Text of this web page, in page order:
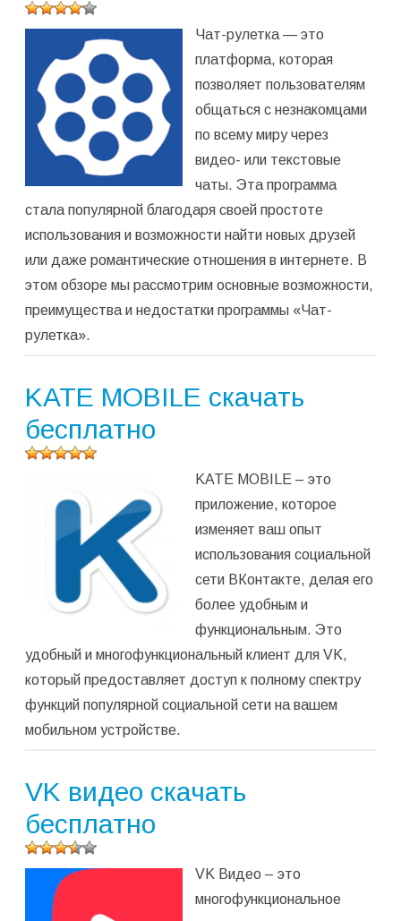
Оцените
программу
оценок,
среднее:
4,00 из 5)
Чат-рулетка — это
платформа, которая
позволяет пользователям
общаться с незнакомцами
по всему миру через
видео- или текстовые
чаты. Эта программа
стала популярной благодаря своей простоте
использования и возможности найти новых друзей
или даже романтические отношения в интернете. В
этом обзоре мы рассмотрим основные возможности,
преимущества и недостатки программы «Чат-
рулетка».
KATE MOBILE скачать
бесплатно
оценок,
из 5)
KATE MOBILE – это
приложение, которое
изменяет ваш опыт
использования социальной
сети ВКонтакте, делая его
более удобным и
функциональным. Это
удобный и многофункциональный клиент для VK,
который предоставляет доступ к полному спектру
функций популярной социальной сети на вашем
мобильном устройстве.
VK видео скачать
бесплатно
Оцените
программу
(49
оценок,
VK Видео – это
многофункциональное